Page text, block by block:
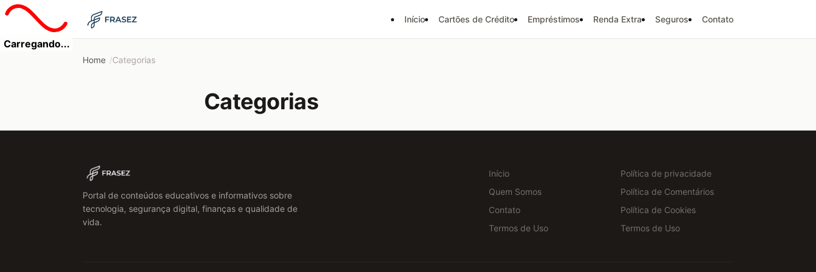
Carregando...
Início Cartões de Crédito Empréstimos Renda Extra Seguros Contato
Home Categorias
Categorias
Portal de conteúdos educativos e informativos sobre
tecnologia, segurança digital, finanças e qualidade de
vida.
Início
Quem Somos
Contato
Termos de Uso
Política de privacidade
Política de Comentários
Política de Cookies
Termos de Uso